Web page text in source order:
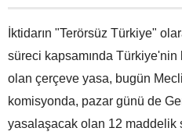
İktidarın "Terörsüz Türkiye"
süreci kapsamında
olan çerçeve yasa, bugün
komisyonda, pazar günü de
yasalaşacak olan 12 maddelik